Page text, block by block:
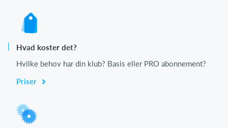
Hvad koster det?
Hvilke behov har din klub? Basis eller PRO abonnement?
Priser